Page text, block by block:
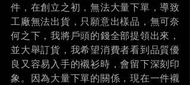
件，在創立之初，無法大量下單，導致
工廠無法出貨，只願意出樣品，無可奈
何之下，我將戶頭的錢全部提領出來，
並大舉訂貨，我希望消費者看到品質優
良又容易入手的襯衫時，會留下深刻印
象。因為大量下單的關係，現在一件襯